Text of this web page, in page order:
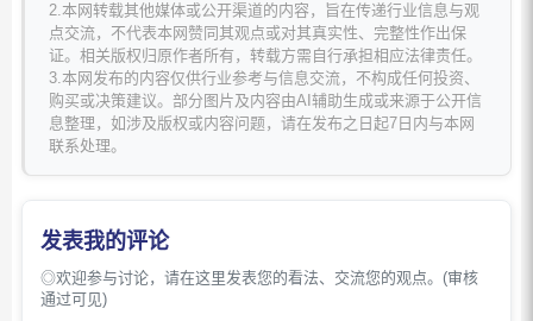
2.本网转载其他媒体或公开渠道的内容，旨在传递行业信息与观
点交流，不代表本网赞同其观点或对其真实性、完整性作出保
证。相关版权归原作者所有，转载方需自行承担相应法律责任。
3.本网发布的内容仅供行业参考与信息交流，不构成任何投资、
购买或决策建议。部分图片及内容由AI辅助生成或来源于公开信
息整理，如涉及版权或内容问题，请在发布之日起7日内与本网
联系处理。
发表我的评论
◎欢迎参与讨论，请在这里发表您的看法、交流您的观点。(审核
通过可见)